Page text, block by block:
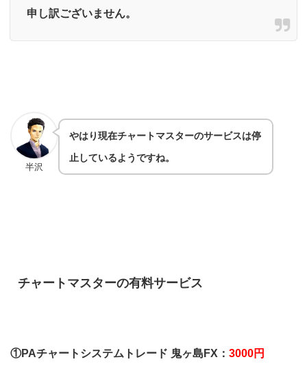
申し訳ございません。
半沢
やはり現在チャートマスターのサービスは停
止しているようですね。
チャートマスターの有料サービス
①PAチャートシステムトレード 鬼ヶ島FX： 3000円